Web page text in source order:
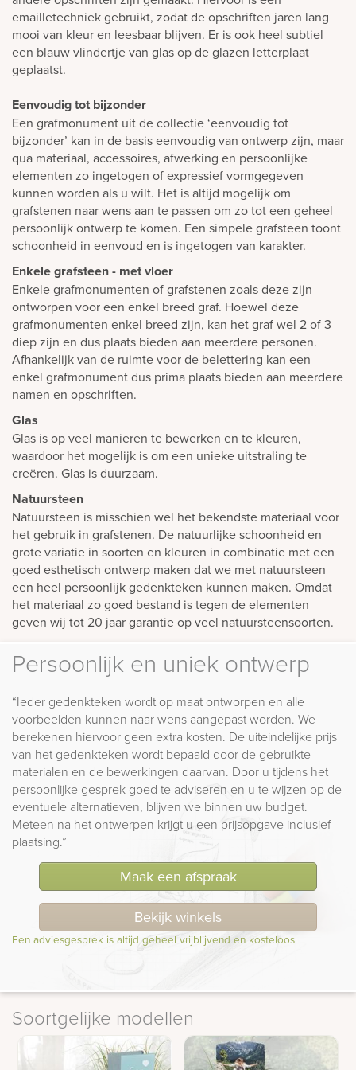
emailletechniek gebruikt, zodat de opschriften jaren lang
mooi van kleur en leesbaar blijven. Er is ook heel subtiel
een blauw vlindertje van glas op de glazen letterplaat
geplaatst.
Eenvoudig tot bijzonder
Een grafmonument uit de collectie ‘eenvoudig tot
bijzonder’ kan in de basis eenvoudig van ontwerp zijn, maar
qua materiaal, accessoires, afwerking en persoonlijke
elementen zo ingetogen of expressief vormgegeven
kunnen worden als u wilt. Het is altijd mogelijk om
grafstenen naar wens aan te passen om zo tot een geheel
persoonlijk ontwerp te komen. Een simpele grafsteen toont
schoonheid in eenvoud en is ingetogen van karakter.
Enkele grafsteen - met vloer
Enkele grafmonumenten of grafstenen zoals deze zijn
ontworpen voor een enkel breed graf. Hoewel deze
grafmonumenten enkel breed zijn, kan het graf wel 2 of 3
diep zijn en dus plaats bieden aan meerdere personen.
Afhankelijk van de ruimte voor de belettering kan een
enkel grafmonument dus prima plaats bieden aan meerdere
namen en opschriften.
Glas
Glas is op veel manieren te bewerken en te kleuren,
waardoor het mogelijk is om een unieke uitstraling te
creëren. Glas is duurzaam.
Natuursteen
Natuursteen is misschien wel het bekendste materiaal voor
het gebruik in grafstenen. De natuurlijke schoonheid en
grote variatie in soorten en kleuren in combinatie met een
goed esthetisch ontwerp maken dat we met natuursteen
een heel persoonlijk gedenkteken kunnen maken. Omdat
het materiaal zo goed bestand is tegen de elementen
geven wij tot 20 jaar garantie op veel natuursteensoorten.
Persoonlijk en uniek ontwerp
“Ieder gedenkteken wordt op maat ontworpen en alle
voorbeelden kunnen naar wens aangepast worden. We
berekenen hiervoor geen extra kosten. De uiteindelijke prijs
van het gedenkteken wordt bepaald door de gebruikte
materialen en de bewerkingen daarvan. Door u tijdens het
persoonlijke gesprek goed te adviseren en u te wijzen op de
eventuele alternatieven, blijven we binnen uw budget.
Meteen na het ontwerpen krijgt u een prijsopgave inclusief
plaatsing.”
Maak een afspraak
Bekijk winkels
Een adviesgesprek is altijd geheel vrijblijvend en kosteloos
Soortgelijke modellen